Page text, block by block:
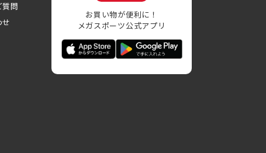
問
お買い物が便利に！
メガスポーツ公式アプリ